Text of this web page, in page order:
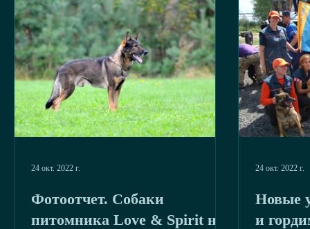
Фотоотчет. Собаки
питомника Love & Spirit на
24 окт. 2022 г.
Новые
и
24 окт. 2022 г.